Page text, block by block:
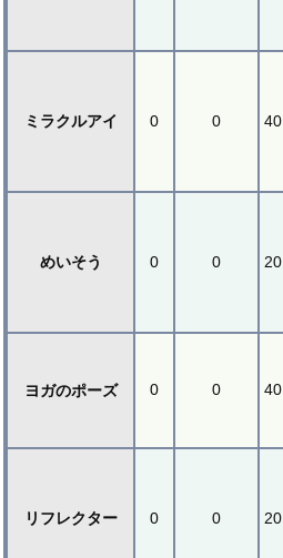
ミラクルアイ 0 0 40
めいそう 0 0 20
ヨガのポーズ 0 0 40
リフレクター 0 0 20